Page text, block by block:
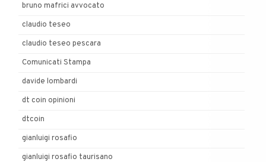
bruno mafrici avvocato
claudio teseo
claudio teseo pescara
Comunicati Stampa
davide lombardi
dt coin opinioni
dtcoin
gianluigi rosafio
gianluigi rosafio taurisano